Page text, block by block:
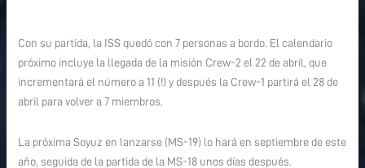
Con su partida, la ISS quedó con 7 personas a bordo. El calendario
próximo incluye la llegada de la misión Crew-2 el 22 de abril, que
incrementará el número a 11 (!) y después la Crew-1 partirá el 28 de
abril para volver a 7 miembros.
La próxima Soyuz en lanzarse (MS-19) lo hará en septiembre de este
año, seguida de la partida de la MS-18 unos días después.